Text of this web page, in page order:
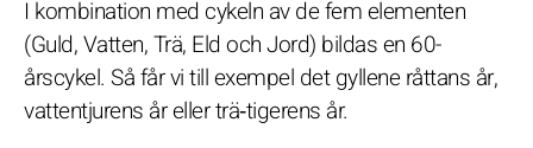
I kombination med cykeln av de fem elementen
(Guld, Vatten, Trä, Eld och Jord) bildas en 60-
årscykel. Så får vi till exempel det gyllene råttans år,
vattentjurens år eller trä‑tigerens år.